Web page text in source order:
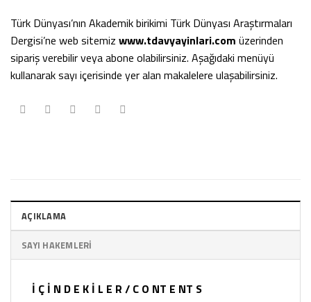
Türk Dünyası’nın Akademik birikimi Türk Dünyası Araştırmaları
Dergisi’ne web sitemiz www.tdavyayinlari.com üzerinden
sipariş verebilir veya abone olabilirsiniz. Aşağıdaki menüyü
kullanarak sayı içerisinde yer alan makalelere ulaşabilirsiniz.
AÇIKLAMA
SAYI HAKEMLERI
İ Ç İ N D E K İ L E R / C O NT E NT S